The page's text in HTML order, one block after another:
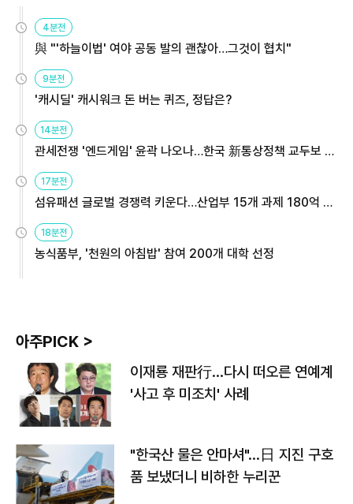
4분전
與 "'하늘이법' 여야 공동 발의 괜찮아…그것이 협치"
9분전
'캐시딜' 캐시워크 돈 버는 퀴즈, 정답은?
14분전
관세전쟁 '엔드게임' 윤곽 나오나…한국 新통상정책 교두보 활
용해야
17분전
섬유패션 글로벌 경쟁력 키운다…산업부 15개 과제 180억 지
원
18분전
농식품부, '천원의 아침밥' 참여 200개 대학 선정
아주PICK >
이재룡 재판行…다시 떠오른 연예계
'사고 후 미조치' 사례
"한국산 물은 안마셔"…日 지진 구호
품 보냈더니 비하한 누리꾼